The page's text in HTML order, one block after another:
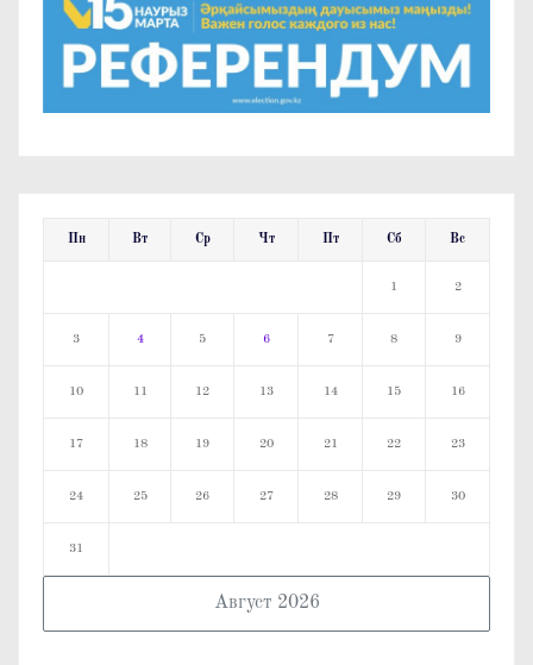
Август 2026
Пн Вт Ср Чт Пт Сб Вс
1 2
3 4 5 6 7 8 9
10 11 12 13 14 15 16
17 18 19 20 21 22 23
24 25 26 27 28 29 30
31